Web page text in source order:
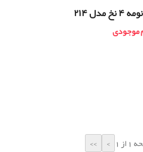
۲۱۴
موجودی
1